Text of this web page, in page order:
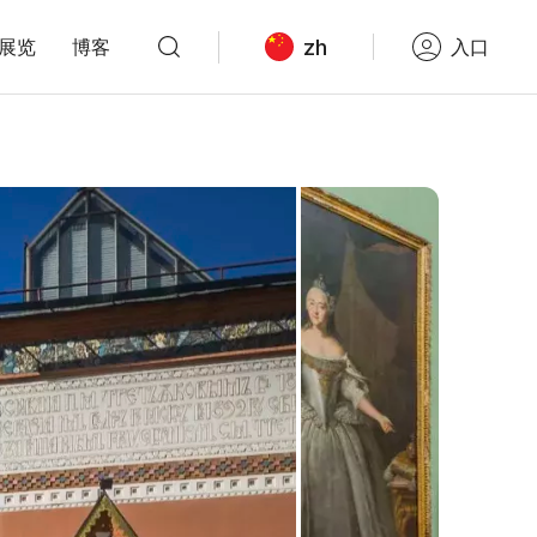
览 博客 zh 入口